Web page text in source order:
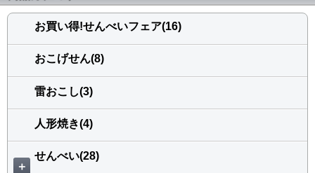
お買い得!せんべいフェア(16)
おこげせん(8)
雷おこし(3)
人形焼き(4)
＋
せんべい(28)